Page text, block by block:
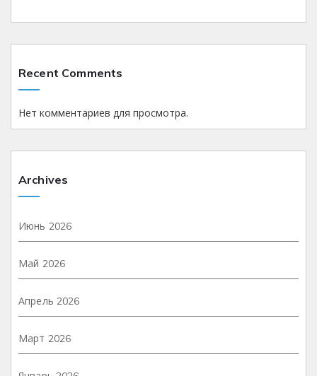
Recent Comments
Нет комментариев для просмотра.
Archives
Июнь 2026
Май 2026
Апрель 2026
Март 2026